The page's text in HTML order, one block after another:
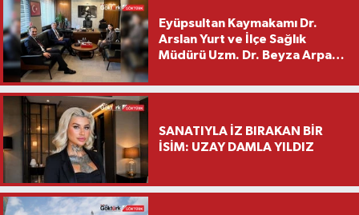
Eyüpsultan Kaymakamı Dr.
Arslan Yurt ve İlçe Sağlık
Müdürü Uzm. Dr. Beyza Arpacı
Ziyareti
SANATIYLA İZ BIRAKAN BİR
İSİM: UZAY DAMLA YILDIZ